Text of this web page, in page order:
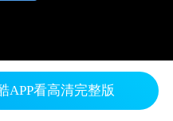
APP看高清完整版